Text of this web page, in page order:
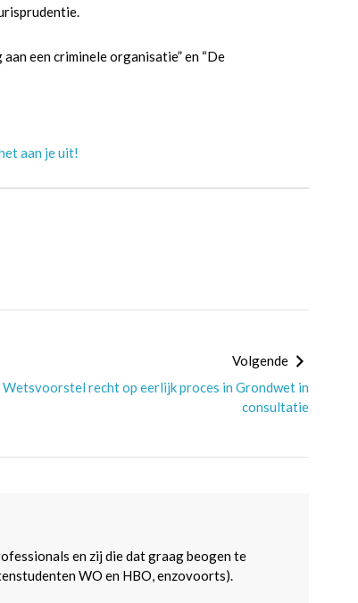
een criminele organisatie” en “De
aan je uit!
Volgende
Wetsvoorstel recht op eerlijk proces in Grondwet in
consultatie
en zij die dat graag beogen te
WO en HBO, enzovoorts).